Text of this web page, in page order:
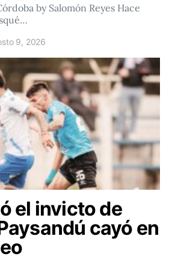
by Salomón Reyes Hace
9, 2026
el invicto de
cayó en